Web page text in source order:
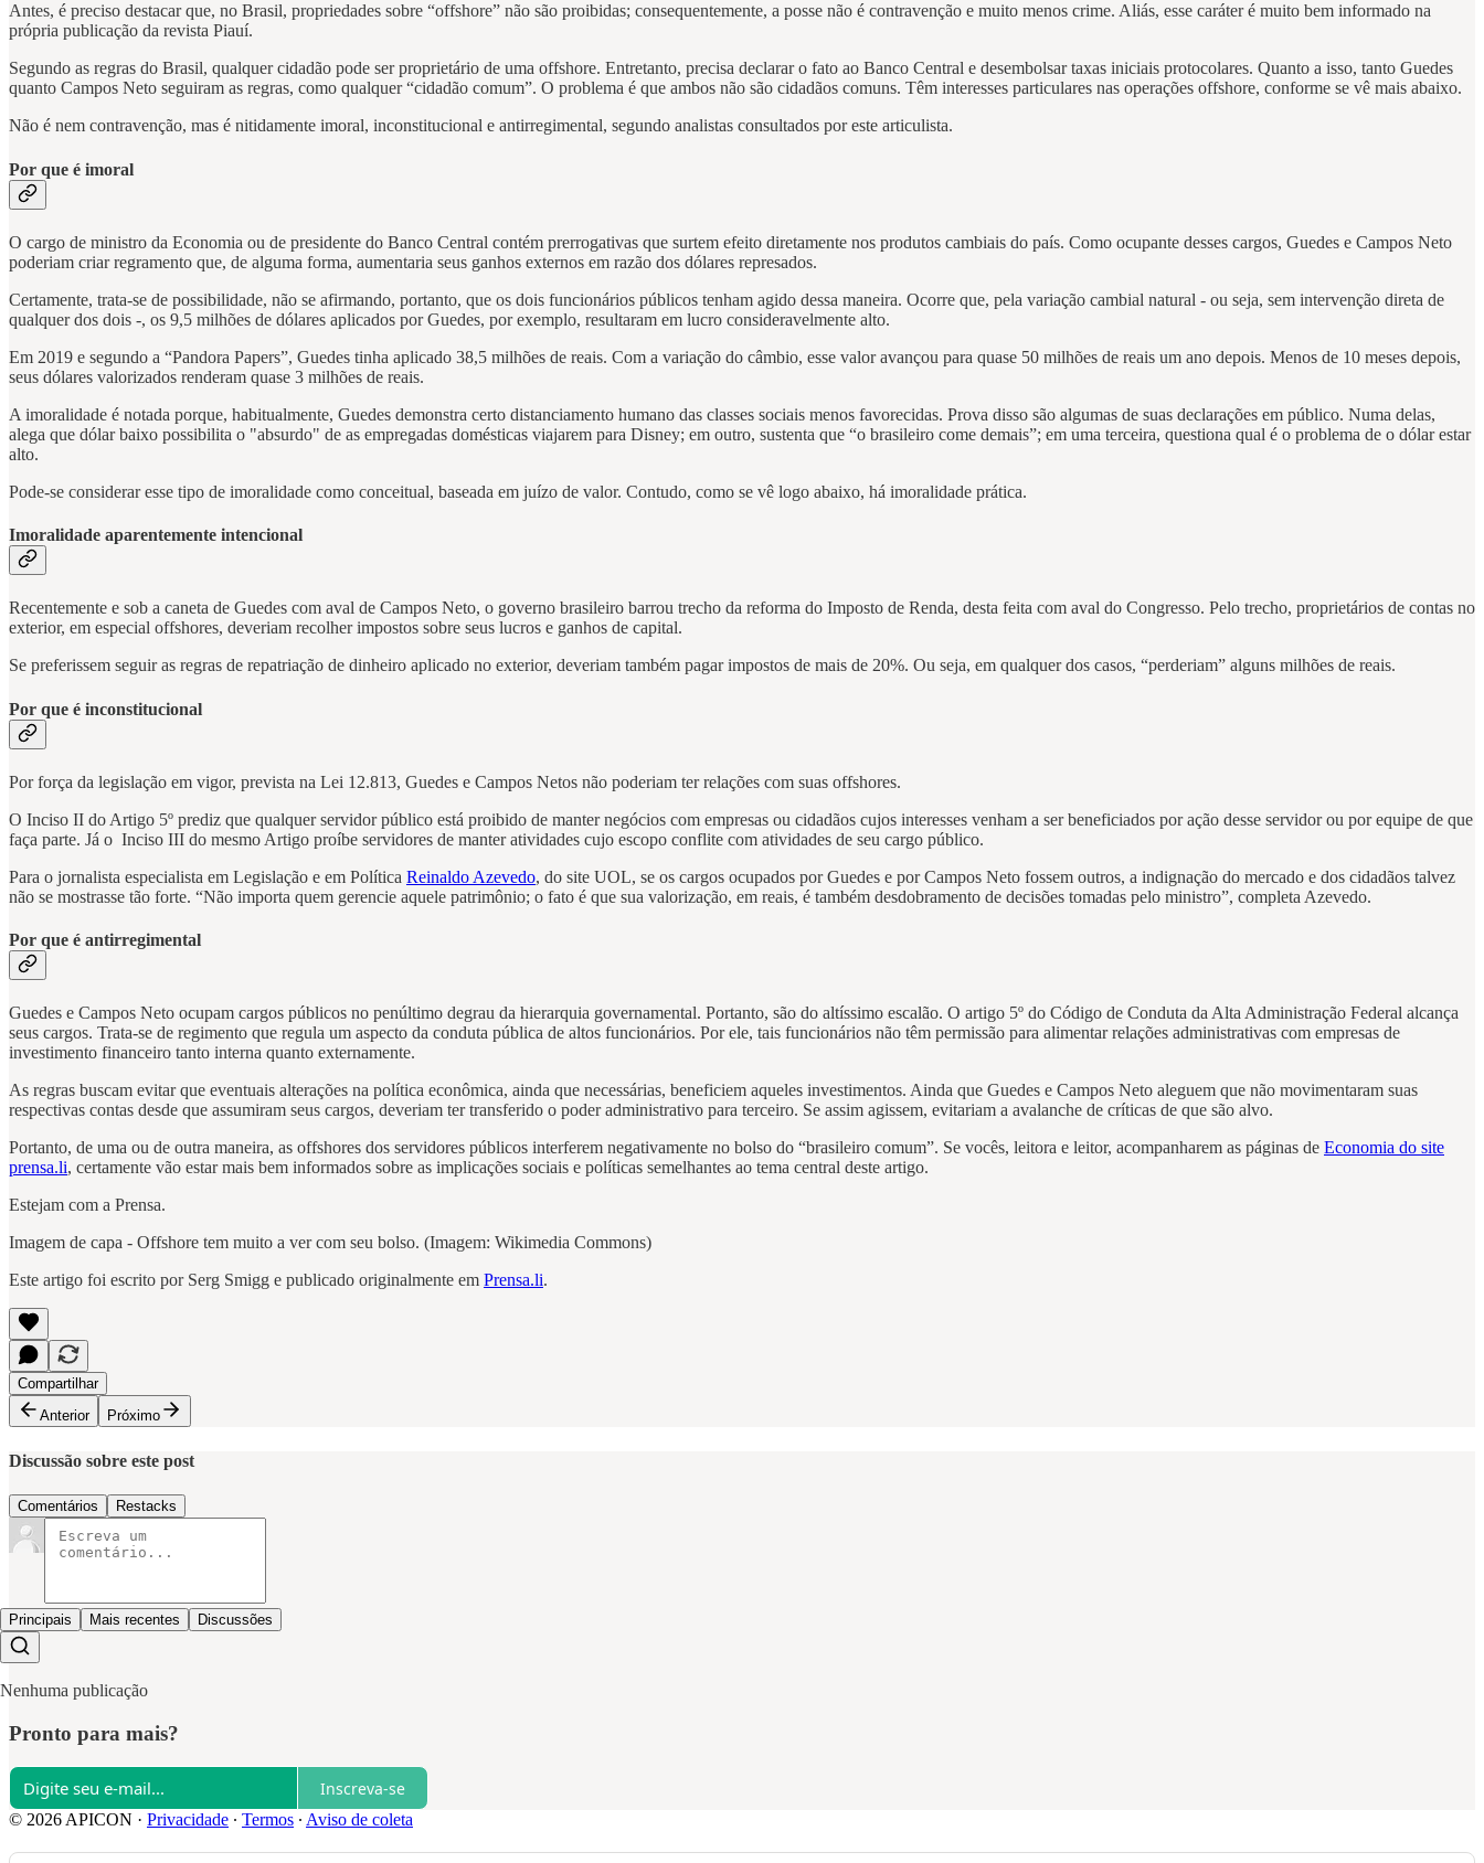
Antes, é preciso destacar que, no Brasil, propriedades sobre “offshore” não são proibidas; consequentemente, a posse não é contravenção e muito menos crime. Aliás, esse caráter é muito bem informado na
própria publicação da revista Piauí.
Segundo as regras do Brasil, qualquer cidadão pode ser proprietário de uma offshore. Entretanto, precisa declarar o fato ao Banco Central e desembolsar taxas iniciais protocolares. Quanto a isso, tanto Guedes
quanto Campos Neto seguiram as regras, como qualquer “cidadão comum”. O problema é que ambos não são cidadãos comuns. Têm interesses particulares nas operações offshore, conforme se vê mais abaixo.
Não é nem contravenção, mas é nitidamente imoral, inconstitucional e antirregimental, segundo analistas consultados por este articulista.
Por que é imoral
O cargo de ministro da Economia ou de presidente do Banco Central contém prerrogativas que surtem efeito diretamente nos produtos cambiais do país. Como ocupante desses cargos, Guedes e Campos Neto
poderiam criar regramento que, de alguma forma, aumentaria seus ganhos externos em razão dos dólares represados.
Certamente, trata-se de possibilidade, não se afirmando, portanto, que os dois funcionários públicos tenham agido dessa maneira. Ocorre que, pela variação cambial natural - ou seja, sem intervenção direta de
qualquer dos dois -, os 9,5 milhões de dólares aplicados por Guedes, por exemplo, resultaram em lucro consideravelmente alto.
Em 2019 e segundo a “Pandora Papers”, Guedes tinha aplicado 38,5 milhões de reais. Com a variação do câmbio, esse valor avançou para quase 50 milhões de reais um ano depois. Menos de 10 meses depois,
seus dólares valorizados renderam quase 3 milhões de reais.
A imoralidade é notada porque, habitualmente, Guedes demonstra certo distanciamento humano das classes sociais menos favorecidas. Prova disso são algumas de suas declarações em público. Numa delas,
alega que dólar baixo possibilita o "absurdo" de as empregadas domésticas viajarem para Disney; em outro, sustenta que “o brasileiro come demais”; em uma terceira, questiona qual é o problema de o dólar estar
alto.
Pode-se considerar esse tipo de imoralidade como conceitual, baseada em juízo de valor. Contudo, como se vê logo abaixo, há imoralidade prática.
Imoralidade aparentemente intencional
Recentemente e sob a caneta de Guedes com aval de Campos Neto, o governo brasileiro barrou trecho da reforma do Imposto de Renda, desta feita com aval do Congresso. Pelo trecho, proprietários de contas no
exterior, em especial offshores, deveriam recolher impostos sobre seus lucros e ganhos de capital.
Se preferissem seguir as regras de repatriação de dinheiro aplicado no exterior, deveriam também pagar impostos de mais de 20%. Ou seja, em qualquer dos casos, “perderiam” alguns milhões de reais.
Por que é inconstitucional
Por força da legislação em vigor, prevista na Lei 12.813, Guedes e Campos Netos não poderiam ter relações com suas offshores.
O Inciso II do Artigo 5º prediz que qualquer servidor público está proibido de manter negócios com empresas ou cidadãos cujos interesses venham a ser beneficiados por ação desse servidor ou por equipe de que
faça parte. Já o Inciso III do mesmo Artigo proíbe servidores de manter atividades cujo escopo conflite com atividades de seu cargo público.
Para o jornalista especialista em Legislação e em Política Reinaldo Azevedo, do site UOL, se os cargos ocupados por Guedes e por Campos Neto fossem outros, a indignação do mercado e dos cidadãos talvez
não se mostrasse tão forte. “Não importa quem gerencie aquele patrimônio; o fato é que sua valorização, em reais, é também desdobramento de decisões tomadas pelo ministro”, completa Azevedo.
Por que é antirregimental
Guedes e Campos Neto ocupam cargos públicos no penúltimo degrau da hierarquia governamental. Portanto, são do altíssimo escalão. O artigo 5º do Código de Conduta da Alta Administração Federal alcança
seus cargos. Trata-se de regimento que regula um aspecto da conduta pública de altos funcionários. Por ele, tais funcionários não têm permissão para alimentar relações administrativas com empresas de
investimento financeiro tanto interna quanto externamente.
As regras buscam evitar que eventuais alterações na política econômica, ainda que necessárias, beneficiem aqueles investimentos. Ainda que Guedes e Campos Neto aleguem que não movimentaram suas
respectivas contas desde que assumiram seus cargos, deveriam ter transferido o poder administrativo para terceiro. Se assim agissem, evitariam a avalanche de críticas de que são alvo.
Portanto, de uma ou de outra maneira, as offshores dos servidores públicos interferem negativamente no bolso do “brasileiro comum”. Se vocês, leitora e leitor, acompanharem as páginas de Economia do site
prensa.li, certamente vão estar mais bem informados sobre as implicações sociais e políticas semelhantes ao tema central deste artigo.
Estejam com a Prensa.
Imagem de capa - Offshore tem muito a ver com seu bolso. (Imagem: Wikimedia Commons)
Este artigo foi escrito por Serg Smigg e publicado originalmente em Prensa.li.
Compartilhar
Anterior
Próximo
Discussão sobre este post
Comentários Restacks
Principais Mais recentes Discussões
Nenhuma publicação
Pronto para mais?
Inscreva-se
© 2026 APICON · Privacidade ∙ Termos ∙ Aviso de coleta